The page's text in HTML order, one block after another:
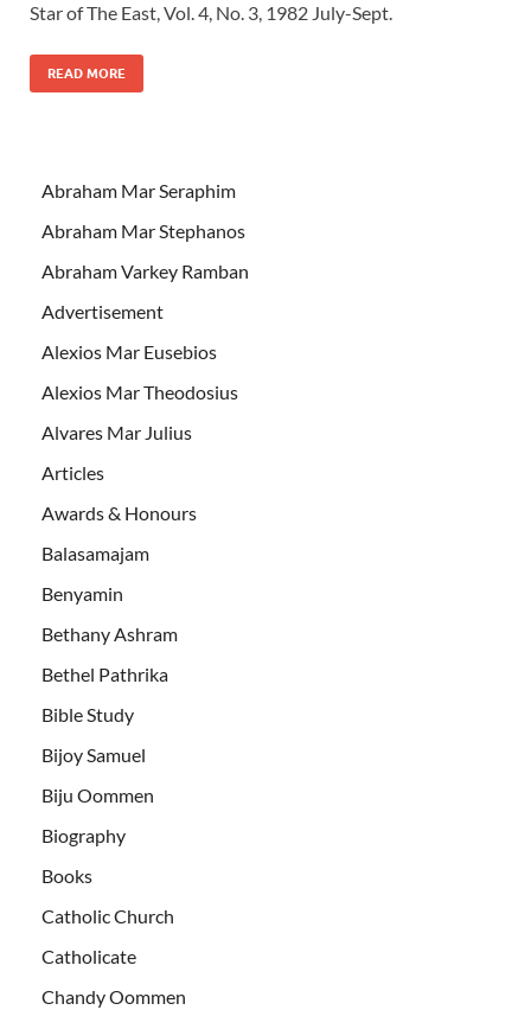
Star of The East, Vol. 4, No. 3, 1982 July-Sept.
READ MORE
Abraham Mar Seraphim
Abraham Mar Stephanos
Abraham Varkey Ramban
Advertisement
Alexios Mar Eusebios
Alexios Mar Theodosius
Alvares Mar Julius
Articles
Awards & Honours
Balasamajam
Benyamin
Bethany Ashram
Bethel Pathrika
Bible Study
Bijoy Samuel
Biju Oommen
Biography
Books
Catholic Church
Catholicate
Chandy Oommen